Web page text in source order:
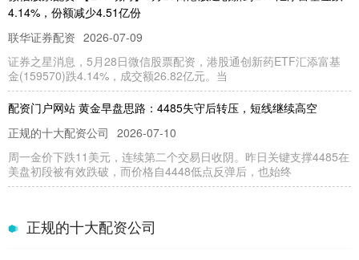
4.14%，份额减少4.51亿份
联华证券配资 2026-07-09
证券之星消息，5月28日微信股票配资，港股通创新药ETF汇添富基
金(159570)跌4.14%，成交额26.82亿元。当
配资门户网站 黄金早盘思路：4485失守后转压，短线继续高空
正规的十大配资公司 2026-07-10
周一金价下跌11美元，连续第二个交易日收阴。昨日关键支撑4485在
美盘初段被有效跌破，而价格自4448低点反弹后，也始终
池效率纪录
正规的十大配资公司